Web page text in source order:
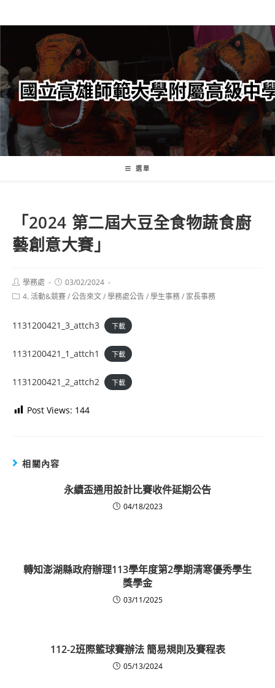
轉
要
內
容
選單
「2024 第二屆大豆全食物蔬食廚
藝創意大賽」
Post
author:
學務處
Post
published:
03/02/2024
Post4. 活動&競賽/公告來文/學務處公告/學生事務/ 家長事務
1131200421_3_attch3 下載
1131200421_1_attch1 下載
1131200421_2_attch2 下載
Post Views: 144
相關內容
永續盃通用設計比賽收件延期公告
04/18/2023
轉知澎湖縣政府辦理113學年度第2學期清寒優秀學生
獎學金
03/11/2025
112-2班際籃球賽辦法 簡易規則及賽程表
05/13/2024